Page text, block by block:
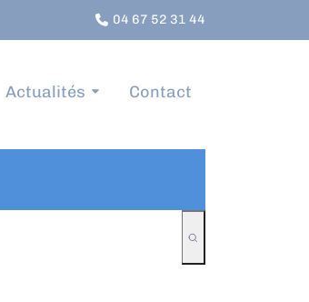
04 67 52 31 44
Actualités Contact